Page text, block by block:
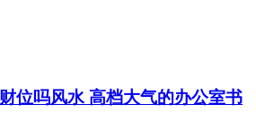
位吗风水 高档大气的办公室书